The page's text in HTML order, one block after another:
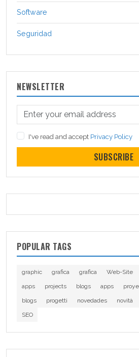
Software
Seguridad
NEWSLETTER
I've read and accept Privacy Policy
SUBSCRIBE
POPULAR TAGS
graphic grafica grafica Web-Site
apps
projects blogs apps
blogs
progetti novedades novità
SEO